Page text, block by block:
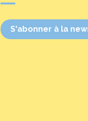
S'abonner à la